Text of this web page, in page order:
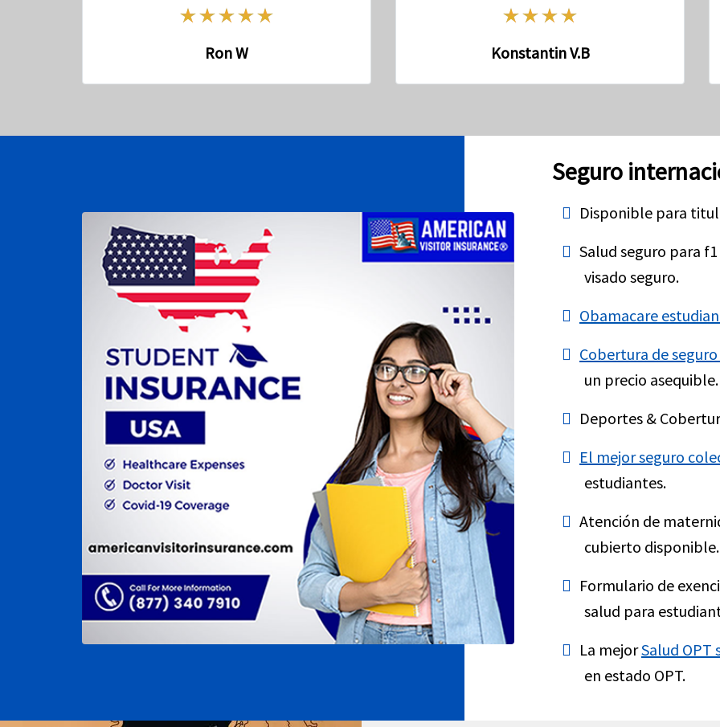
Ron W Konstantin V.B
Seguro
Disponible para
Salud seguro para
visado seguro.
Obamacare
Cobertura de
un precio asequible.
Deportes &
El mejor seguro
estudiantes.
Atención de
cubierto disponible.
Formulario de
salud para
La mejorSalud OPT
en estado OPT.